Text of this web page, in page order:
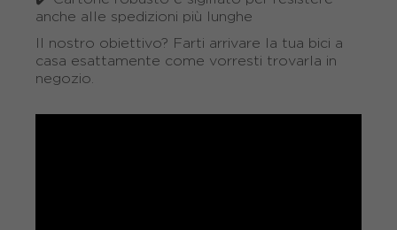
anche alle spedizioni più lunghe
Il nostro obiettivo? Farti arrivare la tua bici a
casa esattamente come vorresti trovarla in
negozio.